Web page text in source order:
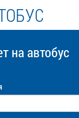
на автобус